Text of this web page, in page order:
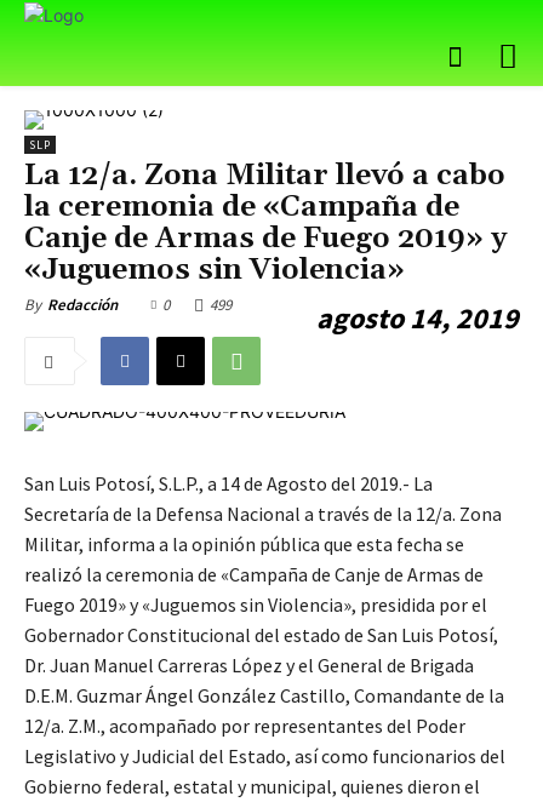
SLP
La 12/a. Zona Militar llevó a cabo
la ceremonia de «Campaña de
Canje de Armas de Fuego 2019» y
«Juguemos sin Violencia»
By Redacción agosto 14, 2019
0 499
San Luis Potosí, S.L.P., a 14 de Agosto del 2019.- La
Secretaría de la Defensa Nacional a través de la 12/a. Zona
Militar, informa a la opinión pública que esta fecha se
realizó la ceremonia de «Campaña de Canje de Armas de
Fuego 2019» y «Juguemos sin Violencia», presidida por el
Gobernador Constitucional del estado de San Luis Potosí,
Dr. Juan Manuel Carreras López y el General de Brigada
D.E.M. Guzmar Ángel González Castillo, Comandante de la
12/a. Z.M., acompañado por representantes del Poder
Legislativo y Judicial del Estado, así como funcionarios del
Gobierno federal, estatal y municipal, quienes dieron el